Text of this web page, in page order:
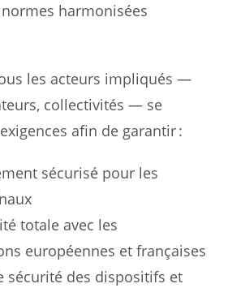
harmonisées
les acteurs impliqués —
collectivités — se
afin de garantir :
sécurisé pour les
totale avec les
européennes et françaises
sécurité des dispositifs et